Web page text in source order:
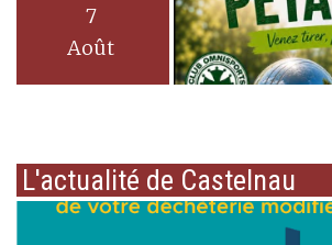
7
Août
L'actualité de Castelnau